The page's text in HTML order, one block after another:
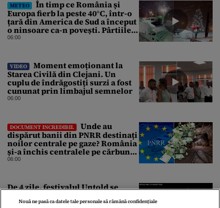
METEO
În timp ce România și
Europa fierb la peste 40°C, într-o
țară din America de Sud a început
o ninsoare ca-n povești. Pârtiile
s-au umplut de schiori
06:00
VIDEO
Moment emoționant la
Starea Civilă din Clejani. Un
cuplu de îndrăgostiți surzi a fost
cununat prin limbajul semnelor
06:00
DOCUMENT INCREDIBIL
Unde au
dispărut banii din PNRR destinați
noilor centrale pe gaze? România
și-a închis centralele pe cărbune
în ritm galopant, dar nu a pus
06:00
De 4 zile, festivalul Untold se
consumă energie cât un oraș. În
Nouă ne pasă ca datele tale personale să rămână confidențiale